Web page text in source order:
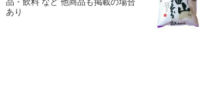
品・飲料 など 他商品も掲載の場合
あり